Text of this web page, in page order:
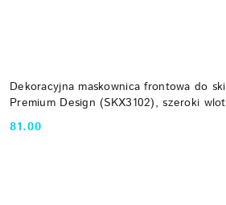
Dekoracyjna maskownica frontowa do
Premium Design (SKX3102), szeroki
Cena:
81.00